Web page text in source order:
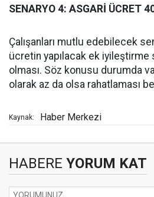
SENARYO 4: ASGARİ ÜCRET
Çalışanları mutlu edebilecek
ücretin yapılacak ek iyileştirme
olması. Söz konusu durumda
olarak az da olsa rahatlaması
Kaynak: Haber Merkezi
HABERE YORUM KAT